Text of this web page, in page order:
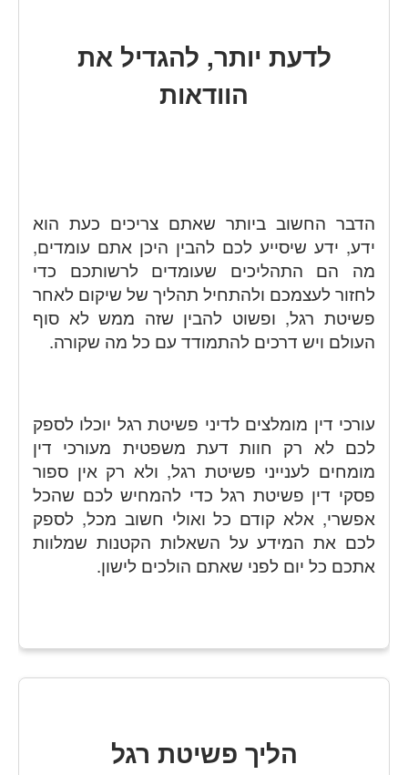
לדעת יותר, להגדיל את
הוודאות
הדבר החשוב ביותר שאתם צריכים כעת הוא
ידע, ידע שיסייע לכם להבין היכן אתם עומדים,
מה הם התהליכים שעומדים לרשותכם כדי
לחזור לעצמכם ולהתחיל תהליך של שיקום לאחר
פשיטת רגל, ופשוט להבין שזה ממש לא סוף
העולם ויש דרכים להתמודד עם כל מה שקורה.
עורכי דין מומלצים לדיני פשיטת רגל יוכלו לספק
לכם לא רק חוות דעת משפטית מעורכי דין
מומחים לענייני פשיטת רגל, ולא רק אין ספור
פסקי דין פשיטת רגל כדי להמחיש לכם שהכל
אפשרי, אלא קודם כל ואולי חשוב מכל, לספק
לכם את המידע על השאלות הקטנות שמלוות
אתכם כל יום לפני שאתם הולכים לישון.
הליך פשיטת רגל